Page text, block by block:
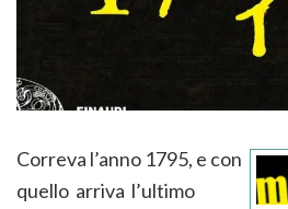
Correva l’anno 1795, e con
quello arriva l’ultimo